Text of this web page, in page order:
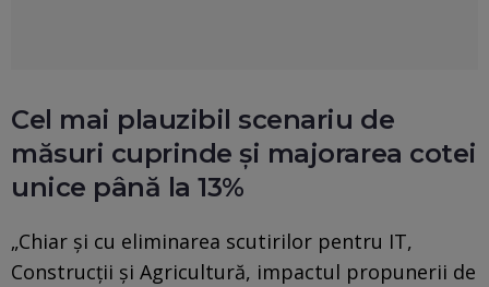
Cel mai plauzibil scenariu de
măsuri cuprinde și majorarea cotei
unice până la 13%
„Chiar şi cu eliminarea scutirilor pentru IT,
Construcţii şi Agricultură, impactul propunerii de